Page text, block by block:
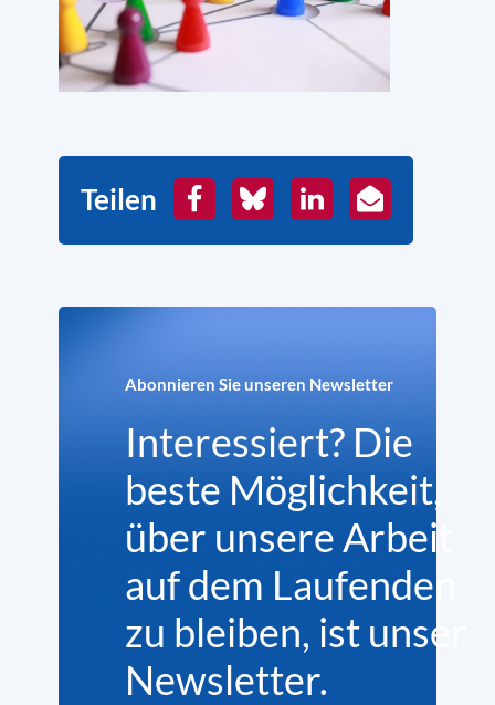
Teilen FacebookBlueskyLinkedIn
E-
Mail
Abonnieren Sie unseren Newsletter
Interessiert? Die
beste Möglichkeit,
über unsere Arbeit
auf dem Laufenden
zu bleiben, ist unser
Newsletter.